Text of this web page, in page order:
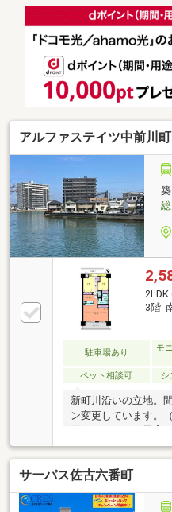
ョン！新町川を眺め
めます。毎月第4日
魅力的です。【周辺
歩7分・阿波銀行本店
10分・新町小学校徒
アルファステイツ中前川町Ⅱ
2LDK
3階
駐車場あり
モ
ペット相談可 シ
新町川沿いの立地。
ン変更しています。
面キッチンは、子育
す。室内は、白を基
ります。【周辺施設
分)・助任小学校
ｍ（徒歩11分）・鳴
約14分)・キョーエ
サーパス佐古六番町